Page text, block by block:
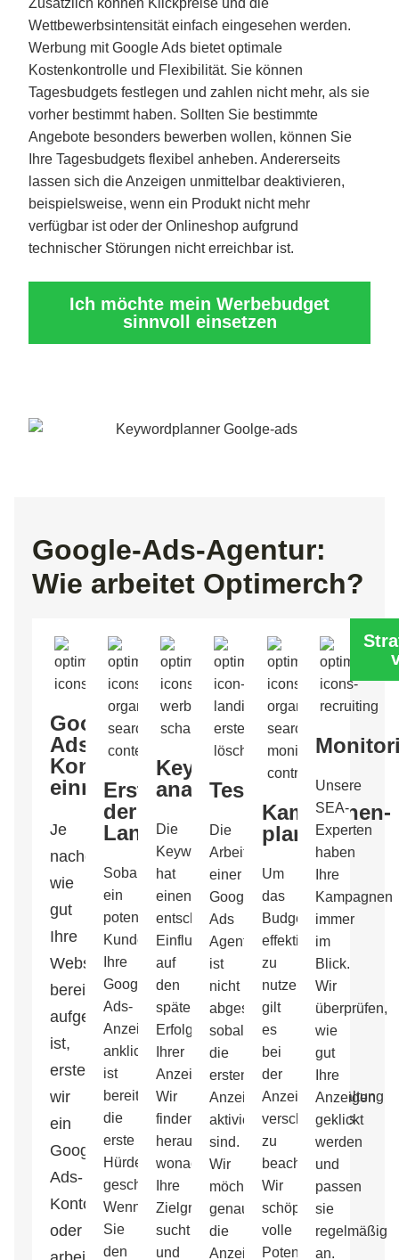
Zusätzlich können Klickpreise und die
Wettbewerbsintensität einfach eingesehen werden.
Werbung mit Google Ads bietet optimale
Kostenkontrolle und Flexibilität. Sie können
Tagesbudgets festlegen und zahlen nicht mehr, als sie
vorher bestimmt haben. Sollten Sie bestimmte
Angebote besonders bewerben wollen, können Sie
Ihre Tagesbudgets flexibel anheben. Andererseits
lassen sich die Anzeigen unmittelbar deaktivieren,
beispielsweise, wenn ein Produkt nicht mehr
verfügbar ist oder der Onlineshop aufgrund
technischer Störungen nicht erreichbar ist.
Ich möchte mein Werbebudget
sinnvoll einsetzen
Google-Ads-Agentur:
Wie arbeitet Optimerch?
Google-
Ads-
Konto
einrichten
Je
nachdem,
wie
gut
Ihre
Website
bereits
aufgestellt
ist,
erstellen
wir
ein
Google-
Ads-
Konto
oder
Erstellung
der
Landingpages
Sobald
ein
potenzieller
Kunde
Ihre
Google-
Ads-
Anzeige
anklickt,
ist
bereits
die
erste
Hürde
geschafft.
Wenn
Sie
den
Keywords
analysieren
Die
Keywordrecherche
hat
einen
entscheidenden
Einfluss
auf
den
späteren
Erfolg
Ihrer
Anzeigen.
Wir
finden
heraus,
wonach
Ihre
Zielgruppe
sucht
und
Testing
Die
Arbeit
einer
Google
Ads
Agentur
ist
nicht
abgeschlossen,
sobald
die
ersten
Anzeigen
aktiviert
sind.
Wir
möchten
genau
die
Anzeigen
Kampagnen­
planung
Um
das
Budget
effektiv
zu
nutzen,
gilt
es
bei
der
Anzeigenschaltung
verschiedenes
zu
beachten.
Wir
schöpfen
volle
Potenziale
Unsere
SEA-
Experten
haben
Ihre
Kampagnen
immer
im
Blick.
Wir
überprüfen,
wie
gut
Ihre
Anzeigen
geklickt
werden
und
passen
sie
regelmäßig
an.